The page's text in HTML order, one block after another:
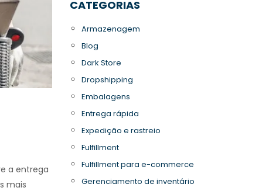
a entrega
mais
CATEGORIAS
Armazenagem
Blog
Dark Store
Dropshipping
Embalagens
Entrega rápida
Expedição e rastreio
Fulfillment
Fulfillment para e-commerce
Gerenciamento de inventário